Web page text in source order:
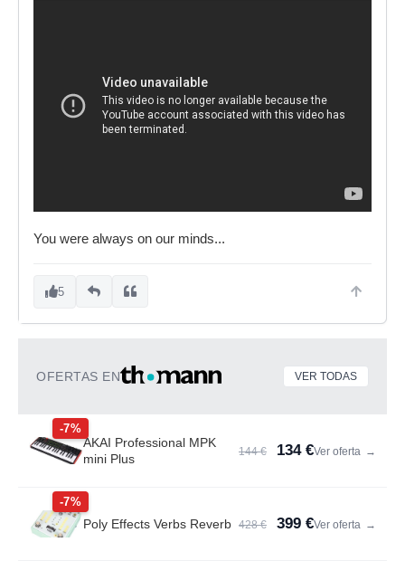
You were always on our minds...
5
OFERTAS EN VER TODAS
-7%
AKAI Professional MPK
mini Plus
144 € 134 €Ver oferta →
-7%
Poly Effects Verbs Reverb 428 € 399 €Ver oferta →